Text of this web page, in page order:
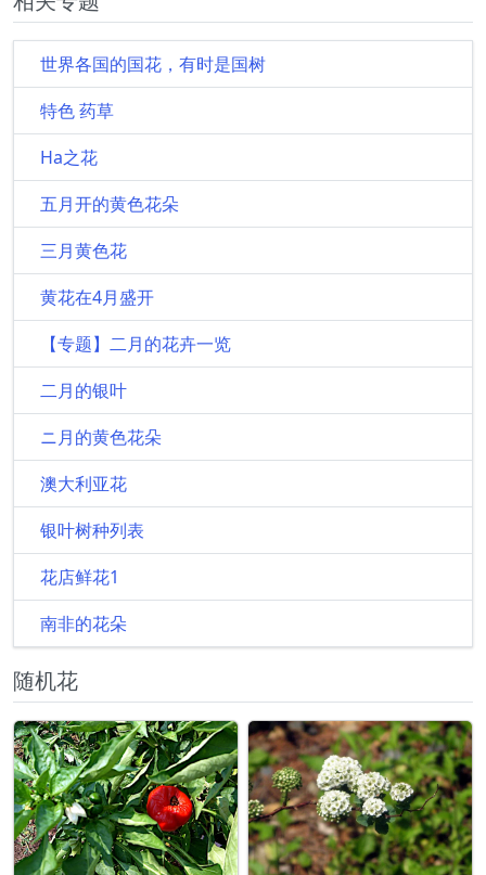
世界各国的国花，有时是国树
特色 药草
Ha之花
五月开的黄色花朵
三月黄色花
黄花在4月盛开
【专题】二月的花卉一览
二月的银叶
ニ月的黄色花朵
澳大利亚花
银叶树种列表
花店鲜花1
南非的花朵
随机花